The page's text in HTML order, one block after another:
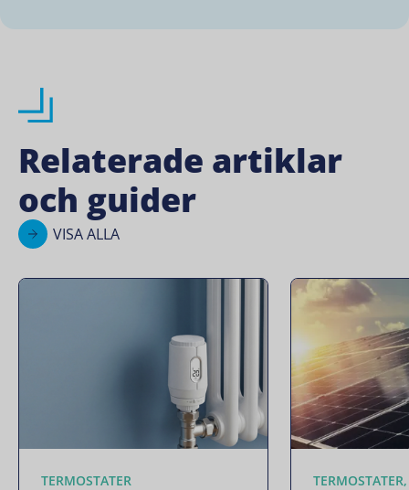
Relaterade artiklar
och guider
VISA ALLA
TERMOSTATER